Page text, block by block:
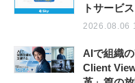
トサービ
2026.08.06
AIで組織
Client